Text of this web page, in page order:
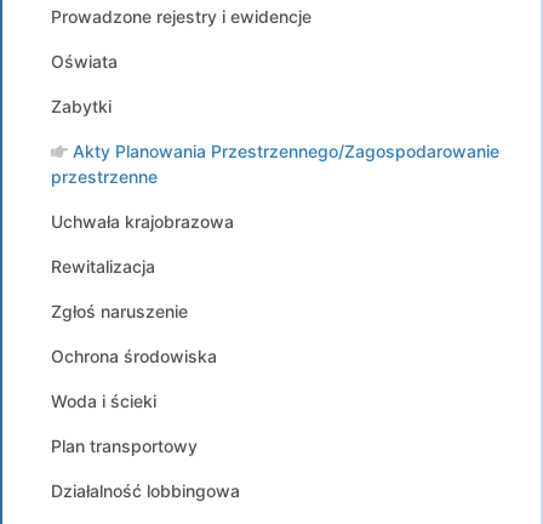
Prowadzone rejestry i ewidencje
Oświata
Zabytki
Akty Planowania Przestrzennego/Zagospodarowanie
przestrzenne
Uchwała krajobrazowa
Rewitalizacja
Zgłoś naruszenie
Ochrona środowiska
Woda i ścieki
Plan transportowy
Działalność lobbingowa